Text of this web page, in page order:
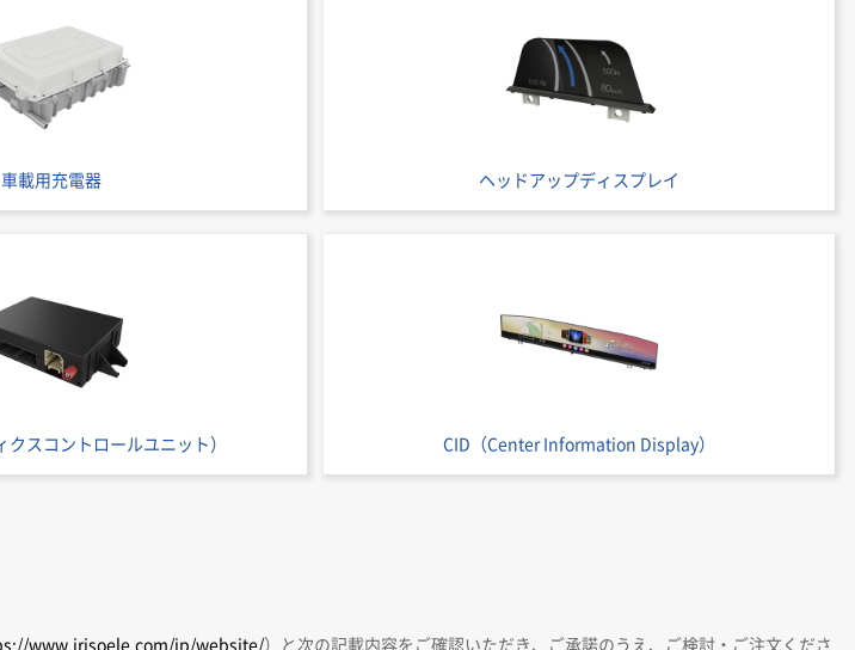
車載用充電器 ヘッドアップディスプレイ
スコントロールユニット） CID（Center Information Display）
www.irisoele.com/jp/website/）と次の記載内容をご確認いただき、ご承諾のうえ、ご検討・ご注文くださ